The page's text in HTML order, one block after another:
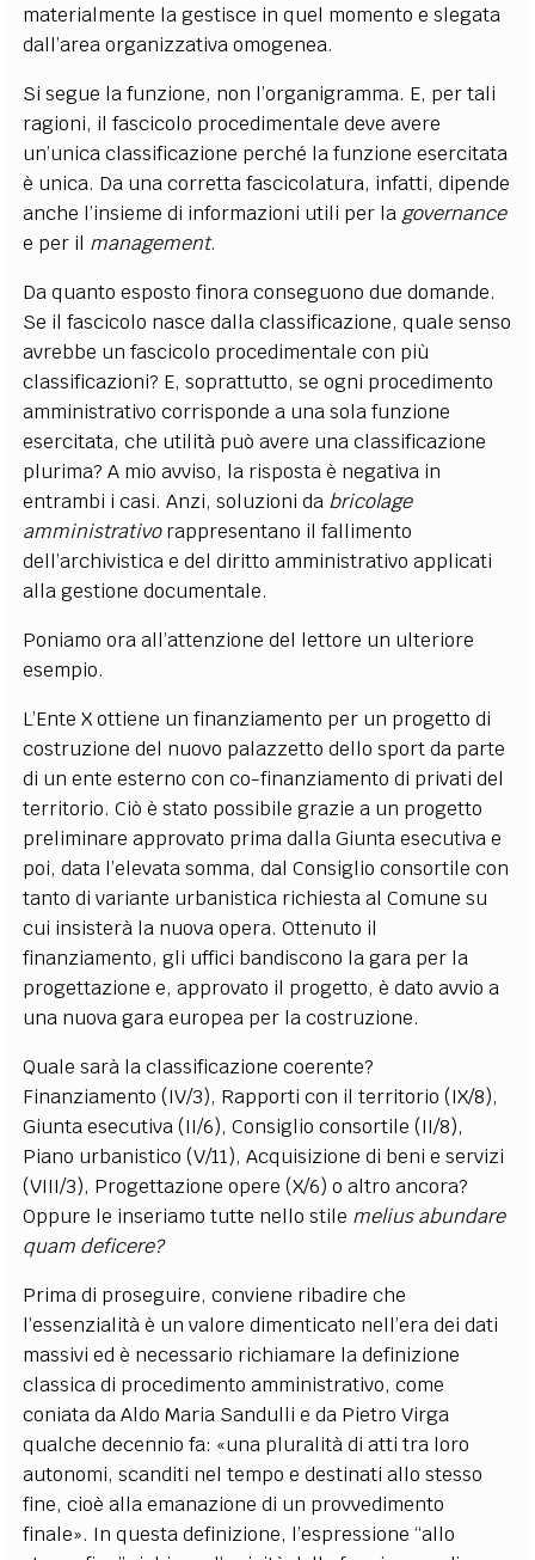
materialmente la gestisce in quel momento e slegata
dall’area organizzativa omogenea.
Si segue la funzione, non l’organigramma. E, per tali
ragioni, il fascicolo procedimentale deve avere
un’unica classificazione perché la funzione esercitata
è unica. Da una corretta fascicolatura, infatti, dipende
anche l’insieme di informazioni utili per la governance
e per il management.
Da quanto esposto finora conseguono due domande.
Se il fascicolo nasce dalla classificazione, quale senso
avrebbe un fascicolo procedimentale con più
classificazioni? E, soprattutto, se ogni procedimento
amministrativo corrisponde a una sola funzione
esercitata, che utilità può avere una classificazione
plurima? A mio avviso, la risposta è negativa in
entrambi i casi. Anzi, soluzioni da bricolage
amministrativorappresentano il fallimento
dell’archivistica e del diritto amministrativo applicati
alla gestione documentale.
Poniamo ora all’attenzione del lettore un ulteriore
esempio.
L’Ente X ottiene un finanziamento per un progetto di
costruzione del nuovo palazzetto dello sport da parte
di un ente esterno con co-finanziamento di privati del
territorio. Ciò è stato possibile grazie a un progetto
preliminare approvato prima dalla Giunta esecutiva e
poi, data l’elevata somma, dal Consiglio consortile con
tanto di variante urbanistica richiesta al Comune su
cui insisterà la nuova opera. Ottenuto il
finanziamento, gli uffici bandiscono la gara per la
progettazione e, approvato il progetto, è dato avvio a
una nuova gara europea per la costruzione.
Quale sarà la classificazione coerente?
Finanziamento (IV/3), Rapporti con il territorio (IX/8),
Giunta esecutiva (II/6), Consiglio consortile (II/8),
Piano urbanistico (V/11), Acquisizione di beni e servizi
(VIII/3), Progettazione opere (X/6) o altro ancora?
Oppure le inseriamo tutte nello stile melius abundare
quam deficere?
Prima di proseguire, conviene ribadire che
l’essenzialità è un valore dimenticato nell’era dei dati
massivi ed è necessario richiamare la definizione
classica di procedimento amministrativo, come
coniata da Aldo Maria Sandulli e da Pietro Virga
qualche decennio fa: «una pluralità di atti tra loro
autonomi, scanditi nel tempo e destinati allo stesso
fine, cioè alla emanazione di un provvedimento
finale». In questa definizione, l’espressione “allo